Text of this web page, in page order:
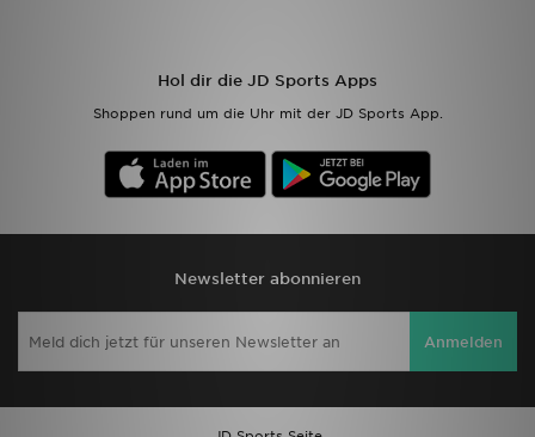
Hol dir die JD Sports Apps
Shoppen rund um die Uhr mit der JD Sports App.
Newsletter abonnieren
Anmelden
Geschenkkarte
Mein JD
Meine Nachrichten
Bestellverfolgung